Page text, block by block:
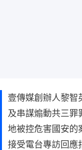
壹傳媒創辦人黎智
及串謀煽動共三罪
地被控危害國安的
接受電台專訪回應